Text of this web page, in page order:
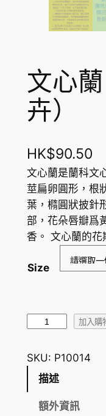
文心
卉）
HK$90.50
文心蘭是蘭科文
莖扁卵圓形，根
葉，橢圓狀披針
部，花朵唇瓣爲
香。 文心蘭的
Size
蘭
（
加入購
SKU: P10014
描述
額外資訊